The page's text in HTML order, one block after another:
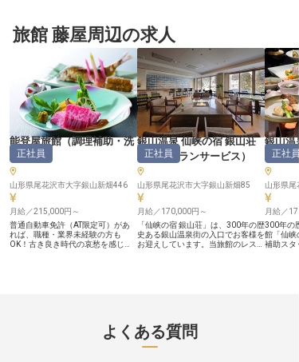
しを】 私たちは、訪れるお客様に
忘れられない感動体験を提供するこ
とを大切にしています。 調理スタ
ッフとして、旬の食材を活かした料
理で、お客様の旅の思い出を彩る重
要な役割を担っていただきます。一
皿一皿に心を込め、五感で楽しんで
いただけるようなお料理を創造して
ください。お客様の「美味しい」と
いう笑顔が、何よりの喜びとなるで
しょう。 あなたの技術と情熱で、
最高のおもてなしを形にしません
か。 ーー【働きやすさと成長を支
える充実の環境】 当施設では、ス
タッフ一人ひとりが安心して長く働
ける環境づくりに力を入れていま
す。 年間休日110日とフレックス休
暇で、プライベートの時間も大切に
できます。社会保険完備はもちろ
ん、移住サポートや副業の奨励、資
格取得支援など、あなたのキャリア
アップを多角的に応援。 さらに、
サウナ・温泉・フィットネスが無料
で利用でき、心身ともにリフレッシ
活かし、お客様の心に残るお料理を
提供しています。 一品一品に真心
を込め、見た目にも美しい料理で感
動を届けたいという想いを大切にし
ています。 お客様の笑顔を直接感
じられる、やりがいのある環境で、
あなたの料理人としての情熱を存分
に発揮してください。 伝統と革新
を融合させた、ここでしか味わえな
いおもてなしを共に創り上げましょ
う。 ーー【安心して長く働ける環
境とキャリア】 無料の寮を完備し
ており、遠方からのご応募も大歓迎
です。 新しい土地での生活も安心
してスタートできます。 昼食費も
無料なので、日々の生活費を抑えな
がら働くことが可能です。 社会保
険も完備しており、長期的なキャリ
ア形成をサポートします。 経験豊
富な料理人として、次世代の育成に
も携わりながら、さらなるスキルア
ップを目指せる環境です。 あなた
の経験と情熱を活かし、お客様に最
高の時間を提供しませんか。
います。
食材を
引き出
様の笑顔
を込める
していま
れる料理
なるよう
しましょう。 ーー【働
成長を支
タッフ一
ける環
す。 年
暇に加え
ん、移住
ど、将来
実。研修
ルアッ
温泉、フ
きるなど
切にでき
す。
旅館 藤屋周辺の求人
能登屋旅館（調理補助・洗
い場）
正社員
山形県尾花沢市大字銀山新畑446
月給／215,000円～
普通自動車免許（AT限定可）があ
れば、職種・業界未経験の方も
OK！古き良き時代の哀愁を感じる
フのメリハリをつけて働ける環境で
銀山温泉 仙峡の宿 銀山荘
（レストランサービス ）
正社員
山形県尾花沢市大字銀山新畑85
月給／170,000円～
「仙峡の宿 銀山荘」は、300年の歴
史ある銀山温泉街の入口でお客様を
お迎えしています。当旅館のレスト
であなたの頑張りをしっかりサポー
トします。
銀山温
（調理
正社員
山形県尾
月給／
300年の
館「仙峡
補助スタ
よくある質問